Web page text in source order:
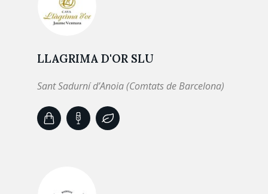
LLAGRIMA D'OR SLU
Sant Sadurní d’Anoia (Comtats de Barcelona)